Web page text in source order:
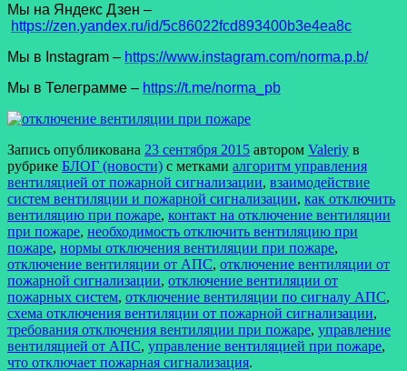
Мы на Яндекс Дзен –
https://zen.yandex.ru/id/5c86022fcd893400b3e4ea8c
Мы в Instagram – https://www.instagram.com/norma.p.b/
Мы в Телеграмме – https://t.me/norma_pb
Запись опубликована 23 сентября 2015 автором Valeriy в
рубрике БЛОГ (новости) с метками алгоритм управления
вентиляцией от пожарной сигнализации, взаимодействие
систем вентиляции и пожарной сигнализации, как отключить
вентиляцию при пожаре, контакт на отключение вентиляции
при пожаре, необходимость отключить вентиляцию при
пожаре, нормы отключения вентиляции при пожаре,
отключение вентиляции от АПС, отключение вентиляции от
пожарной сигнализации, отключение вентиляции от
пожарных систем, отключение вентиляции по сигналу АПС,
схема отключения вентиляции от пожарной сигнализации,
требования отключения вентиляции при пожаре, управление
вентиляцией от АПС, управление вентиляцией при пожаре,
что отключает пожарная сигнализация.